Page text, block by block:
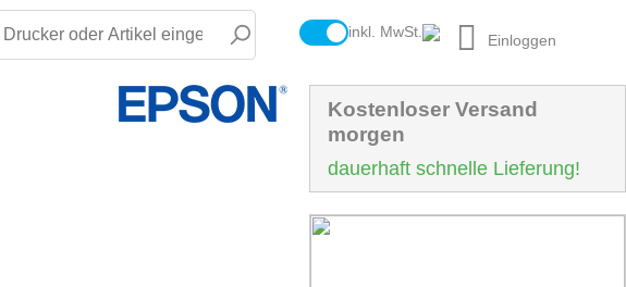
inkl. MwSt. Einloggen
Kostenloser Versand
morgen
dauerhaft schnelle Lieferung!